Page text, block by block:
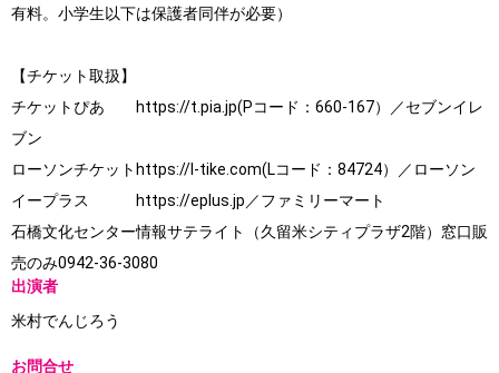
有料。小学生以下は保護者同伴が必要）
【チケット取扱】
チケットぴあ https://t.pia.jp(Pコード：660-167）／セブンイレ
ブン
ローソンチケットhttps://l-tike.com(Lコード：84724）／ローソン
イープラス https://eplus.jp／ファミリーマート
石橋文化センター情報サテライト（久留米シティプラザ2階）窓口販
売のみ0942-36-3080
出演者
米村でんじろう
お問合せ